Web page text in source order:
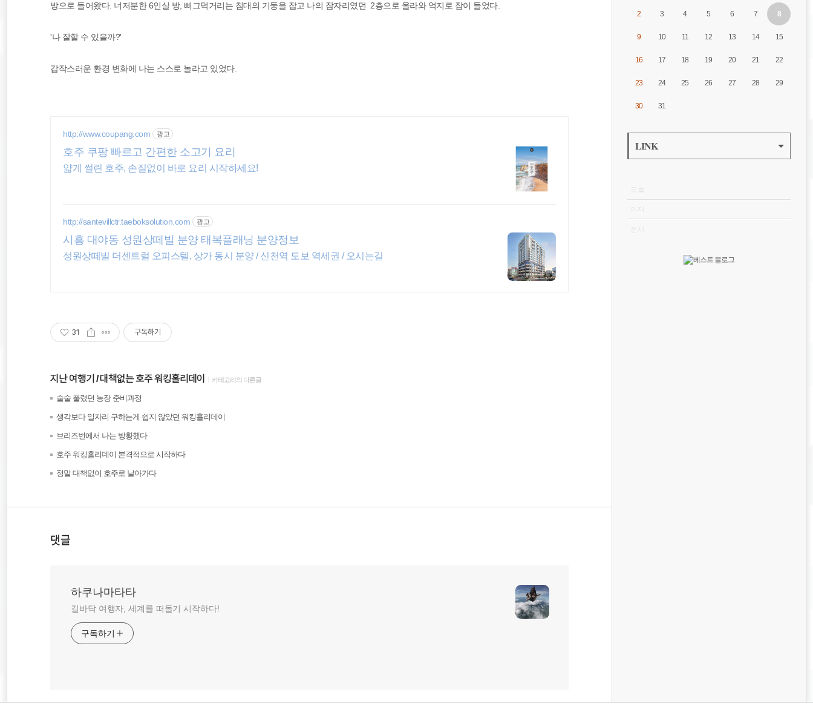
방으로 들어왔다. 너저분한 6인실 방, 삐그덕거리는 침대의 기둥을 잡고 나의 잠자리였던 2층으로 올라와 억지로 잠이 들었다.
'나 잘할 수 있을까?'
갑작스러운 환경 변화에 나는 스스로 놀라고 있었다.
http://www.coupang.com 광고
호주 쿠팡 빠르고 간편한 소고기 요리
얇게 썰린 호주, 손질없이 바로 요리 시작하세요!
http://santevillctr.taeboksolution.com 광고
시흥 대야동 성원상떼빌 분양 태복플래닝 분양정보
성원상떼빌 더센트럴 오피스텔, 상가 동시 분양 / 신천역 도보 역세권 / 오시는길
31 구독하기
지난 여행기 대책없는 호주 워킹홀리데이 카테고리의 다른글
술술 풀렸던 농장 준비과정
생각보다 일자리 구하는게 쉽지 않았던 워킹홀리데이
브리즈번에서 나는 방황했다
호주 워킹홀리데이 본격적으로 시작하다
정말 대책없이 호주로 날아가다
댓글
하쿠나마타타
길바닥 여행자, 세계를 떠돌기 시작하다!
구독하기
2 3 4 5 6 7 8
9 10 11 12 13 14 15
16 17 18 19 20 21 22
23 24 25 26 27 28 29
30 31
LINK
오늘
어제
전체